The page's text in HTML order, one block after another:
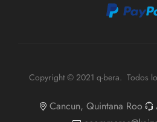
Copyright © 2021 q-bera. Todos
Cancun, Quintana Roo